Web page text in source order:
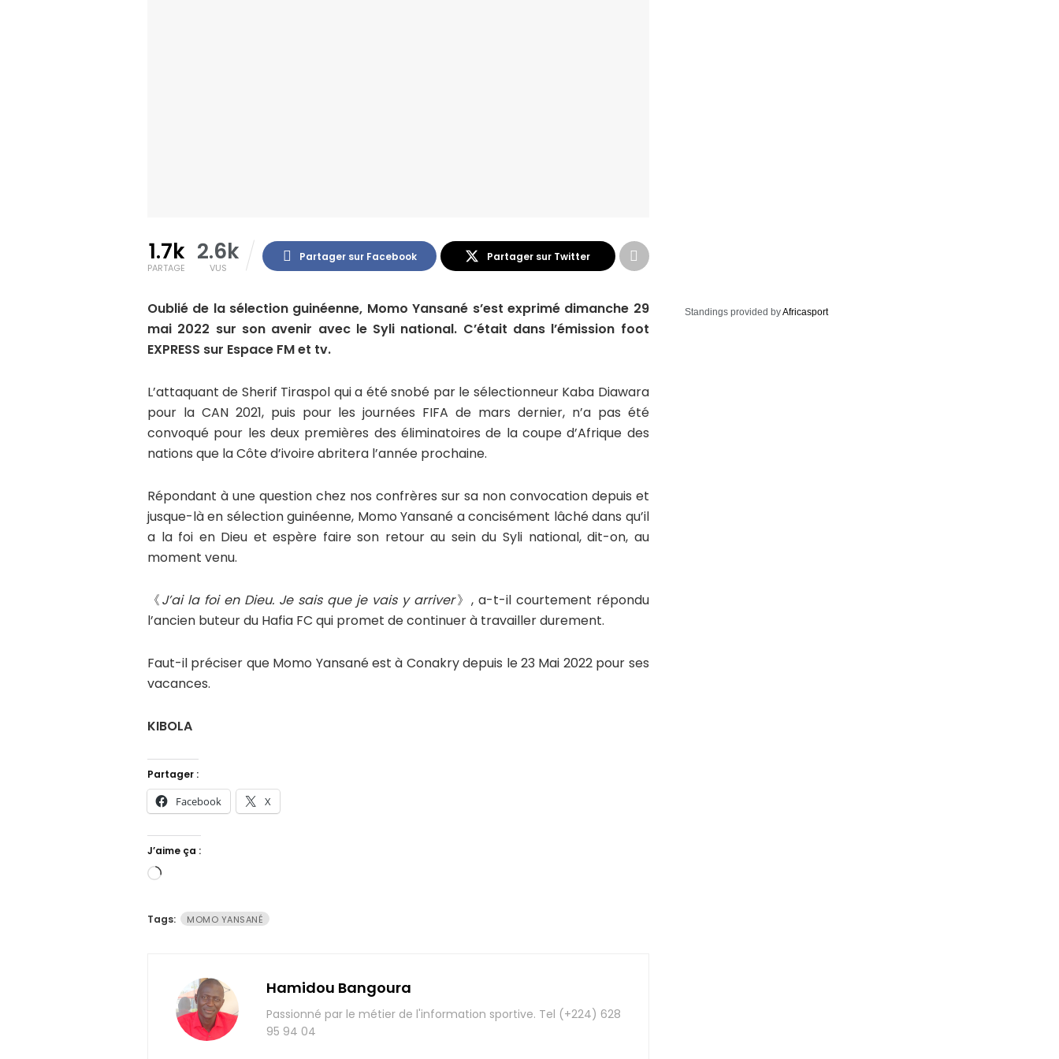
1.7k
PARTAGE
2.6k
VUS
Partager sur Facebook Partager sur Twitter
Oublié de la sélection guinéenne, Momo Yansané s’est exprimé dimanche 29
mai 2022 sur son avenir avec le Syli national. C’était dans l’émission foot
EXPRESS sur Espace FM et tv.
L’attaquant de Sherif Tiraspol qui a été snobé par le sélectionneur Kaba Diawara
pour la CAN 2021, puis pour les journées FIFA de mars dernier, n’a pas été
convoqué pour les deux premières des éliminatoires de la coupe d’Afrique des
nations que la Côte d’ivoire abritera l’année prochaine.
Répondant à une question chez nos confrères sur sa non convocation depuis et
jusque-là en sélection guinéenne, Momo Yansané a concisément lâché dans qu’il
a la foi en Dieu et espère faire son retour au sein du Syli national, dit-on, au
moment venu.
《J’ai la foi en Dieu. Je sais que je vais y arriver》, a-t-il courtement répondu
l’ancien buteur du Hafia FC qui promet de continuer à travailler durement.
Faut-il préciser que Momo Yansané est à Conakry depuis le 23 Mai 2022 pour ses
vacances.
KIBOLA
Partager :
Facebook X
J’aime ça :
Chargement…
Tags: MOMO YANSANÉ
Hamidou Bangoura
Passionné par le métier de l'information sportive. Tel (+224) 628
95 94 04
Standings provided byAfricasport